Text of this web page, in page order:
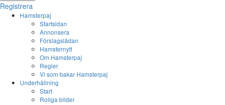
Registrera
Hamsterpaj
Startsidan
Annonsera
Förslagslådan
Hamsternytt
Om Hamsterpaj
Regler
Vi som bakar Hamsterpaj
Underhållning
Start
Roliga bilder